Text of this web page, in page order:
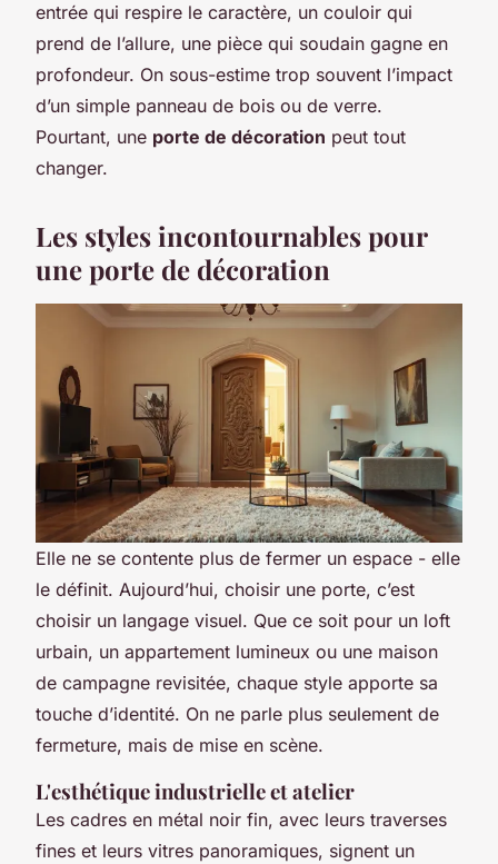
entrée qui respire le caractère, un couloir qui
prend de l’allure, une pièce qui soudain gagne en
profondeur. On sous-estime trop souvent l’impact
d’un simple panneau de bois ou de verre.
Pourtant, une porte de décoration peut tout
changer.
Les styles incontournables pour
une porte de décoration
Elle ne se contente plus de fermer un espace - elle
le définit. Aujourd’hui, choisir une porte, c’est
choisir un langage visuel. Que ce soit pour un loft
urbain, un appartement lumineux ou une maison
de campagne revisitée, chaque style apporte sa
touche d’identité. On ne parle plus seulement de
fermeture, mais de mise en scène.
L'esthétique industrielle et atelier
Les cadres en métal noir fin, avec leurs traverses
fines et leurs vitres panoramiques, signent un